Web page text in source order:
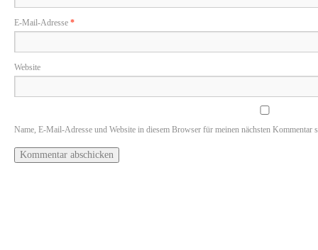
E-Mail-Adresse *
Website
Name, E-Mail-Adresse und Website in diesem Browser für meinen nächsten Kommentar